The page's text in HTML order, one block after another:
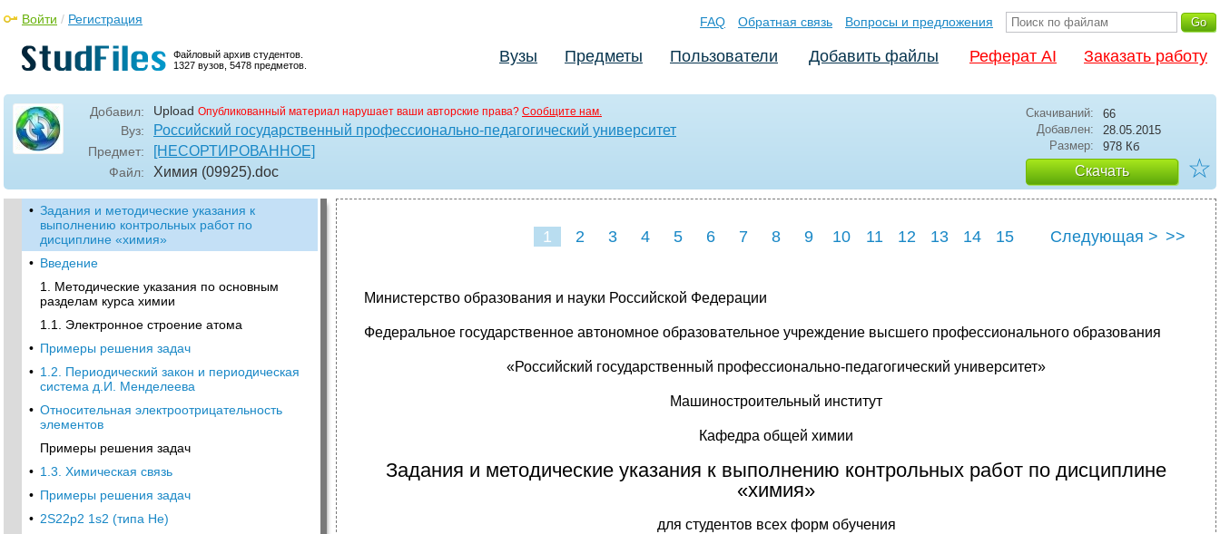
Файловый архив студентов.
1327 вузов, 5478 предметов.
Войти / Регистрация FAQ Обратная связь Вопросы и предложения
Вузы Предметы Пользователи Добавить файлы Реферат AI Заказать работу
Добавил: Upload Опубликованный материал нарушает ваши авторские права? Сообщите нам.
Вуз: Российский государственный профессионально-педагогический университет
Предмет: [НЕСОРТИРОВАННОЕ]
Файл: Химия (09925).doc
Скачиваний:
66
Добавлен:
28.05.2015
Размер:
978 Кб
Скачать ☆
• Задания и методические указания к
выполнению контрольных работ по
дисциплине «химия»
• Введение
1. Методические указания по основным
разделам курса химии
1.1. Электронное строение атома
• Примеры решения задач
• 1.2. Периодический закон и периодическая
система д.И. Менделеева
• Относительная электроотрицательность
элементов
Примеры решения задач
• 1.3. Химическая связь
• Примеры решения задач
• 2S22p2 1s2 (типа He)
1 2 3 4 5 6 7 8 9 10 11 12 13 14
15
Следующая > >>
Министерство образования и науки Российской Федерации
Федеральное государственное автономное образовательное учреждение высшего профессионального образования
«Российский государственный профессионально-педагогический университет»
Машиностроительный институт
Кафедра общей химии
Задания и методические указания к выполнению контрольных работ по дисциплине
«химия»
для студентов всех форм обучения